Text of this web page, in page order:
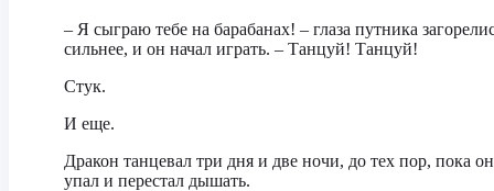
– Я сыграю тебе на барабанах! – глаза путника
сильнее, и он начал играть. – Танцуй! Танцуй!
Стук.
И еще.
Дракон танцевал три дня и две ночи, до тех пор, пока
упал и перестал дышать.